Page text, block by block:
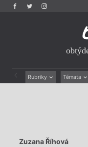
Rubriky Témata
Rozhovory
Dokument
Zuzana Říhová